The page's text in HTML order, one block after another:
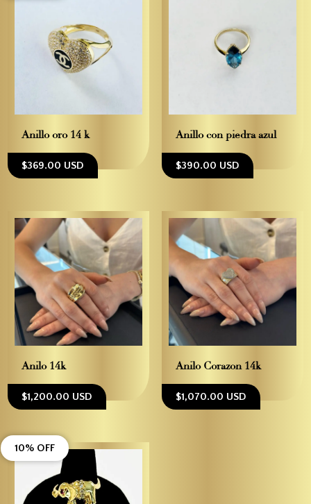
Anillo oro 14 k
$369.00 USD
Anillo con piedra azul
$390.00 USD
Anilo 14k
$1,200.00 USD
Anilo Corazon 14k
$1,070.00 USD
10% OFF